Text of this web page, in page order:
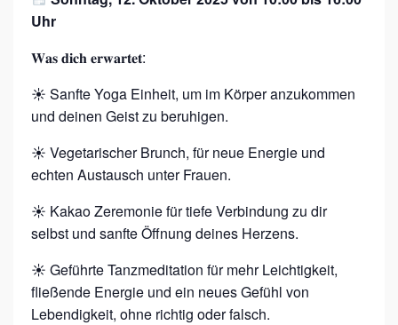
Uhr
𝐖𝐚𝐬 𝐝𝐢𝐜𝐡 𝐞𝐫𝐰𝐚𝐫𝐭𝐞𝐭:
☀︎ Sanfte Yoga Einheit, um im Körper anzukommen
und deinen Geist zu beruhigen.
☀︎ Vegetarischer Brunch, für neue Energie und
echten Austausch unter Frauen.
☀︎ Kakao Zeremonie für tiefe Verbindung zu dir
selbst und sanfte Öffnung deines Herzens.
☀︎ Geführte Tanzmeditation für mehr Leichtigkeit,
fließende Energie und ein neues Gefühl von
Lebendigkeit, ohne richtig oder falsch.